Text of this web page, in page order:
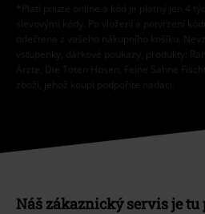
*Platí pouze online a kód je platný jen 4
slevovými kódy. Po vložení a potvrzení
odečtena z vašeho nákupního košíku.
vstupenky, dárkové poukazy, produkty:
Ärzte, Die Toten Hosen, Feine Sahne
zboží, jehož koupí podpoříte nadaci.
Náš zákaznický servis je tu